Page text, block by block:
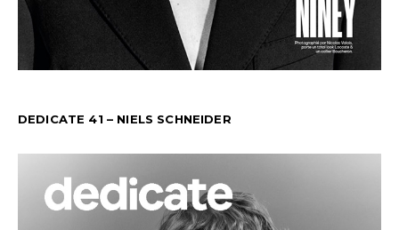
DEDICATE 41 – NIELS SCHNEIDER